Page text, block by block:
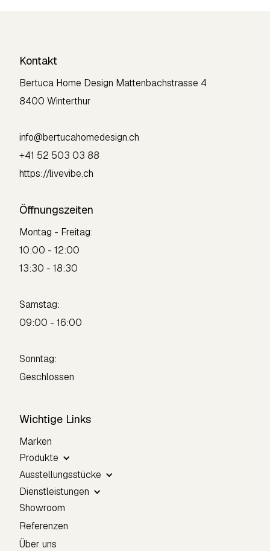
Kontakt
Bertuca Home Design Mattenbachstrasse 4
8400 Winterthur
info@bertucahomedesign.ch
+41 52 503 03 88
https://livevibe.ch
Öffnungszeiten
Montag - Freitag:
10:00 - 12:00
13:30 - 18:30
Samstag:
09:00 - 16:00
Sonntag:
Geschlossen
Wichtige Links
Marken
Produkte
Ausstellungsstücke
Dienstleistungen
Showroom
Referenzen
Über uns